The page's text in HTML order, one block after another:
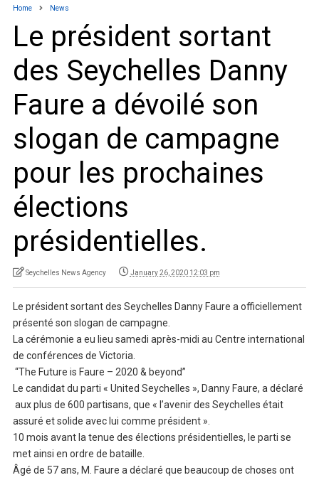
Home News
Le président sortant
des Seychelles Danny
Faure a dévoilé son
slogan de campagne
pour les prochaines
élections
présidentielles.
Seychelles News Agency January 26, 2020 12:03 pm
Le président sortant des Seychelles Danny Faure a officiellement
présenté son slogan de campagne.
La cérémonie a eu lieu samedi après-midi au Centre international
de conférences de Victoria.
“The Future is Faure – 2020 & beyond”
Le candidat du parti « United Seychelles », Danny Faure, a déclaré
aux plus de 600 partisans, que « l’avenir des Seychelles était
assuré et solide avec lui comme président ».
10 mois avant la tenue des élections présidentielles, le parti se
met ainsi en ordre de bataille.
Âgé de 57 ans, M. Faure a déclaré que beaucoup de choses ont